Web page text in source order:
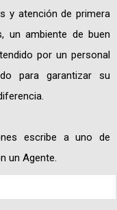
y atención de primera
un ambiente de buen
por un personal
para garantizar su
escribe a uno de
un Agente.